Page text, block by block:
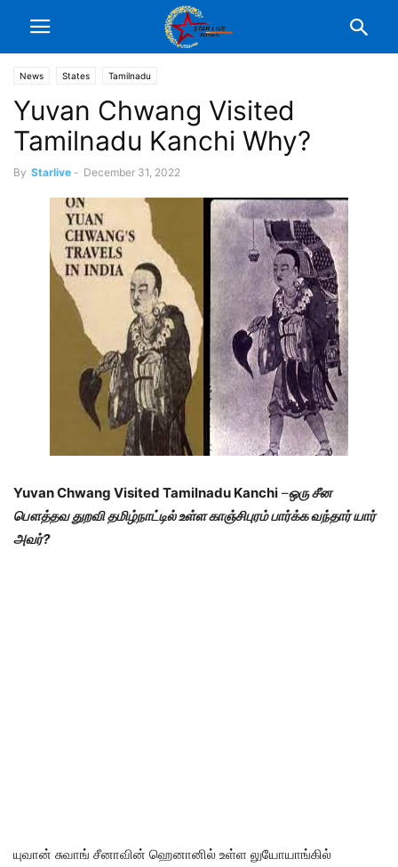
News States Tamilnadu
Yuvan Chwang Visited
Tamilnadu Kanchi Why?
By Starlive - December 31, 2022
Yuvan Chwang Visited Tamilnadu Kanchi –ஒரு சீன
பௌத்தவ துறவி தமிழ்நாட்டில் உள்ள காஞ்சிபுரம் பார்க்க வந்தார் யார்
அவர்?
யுவான் சுவாங் சீனாவின் ஹெனானில் உள்ள லுயோயாங்கில்